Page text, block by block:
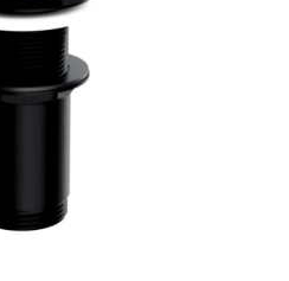
podmienky